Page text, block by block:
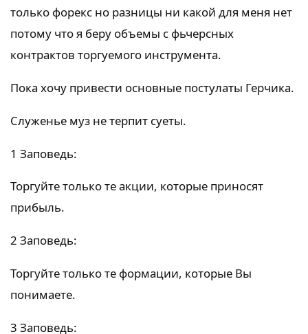
только форекс но разницы ни какой для меня нет
потому что я беру объемы с фьчерсных
контрактов торгуемого инструмента.
Пока хочу привести основные постулаты Герчика.
Служенье муз не терпит суеты.
1 Заповедь:
Торгуйте только те акции, которые приносят
прибыль.
2 Заповедь:
Торгуйте только те формации, которые Вы
понимаете.
3 Заповедь: